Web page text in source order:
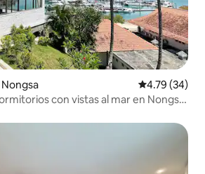
Calificación
4.79 (34)
con vistas al mar en Nongsa